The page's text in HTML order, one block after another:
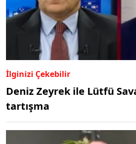
İlginizi Çekebilir
Deniz Zeyrek ile Lütfü
tartışma